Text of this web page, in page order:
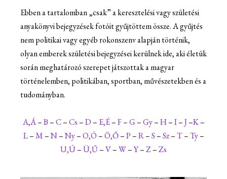
Ebben a tartalomban „csak” a keresztelési vagy születési
anyakönyvi bejegyzések fotóit gyűjtöttem össze. A gyűjtés
nem politikai vagy egyéb rokonszenv alapján történik,
olyan emberek születési bejegyzései kerülnek ide, aki életük
során meghatározó szerepet játszottak a magyar
történelemben, politikában, sportban, művészetekben és a
tudományban.
A,Á–B–C–Cs–D– E,É–F–G–Gy–H–I–J–K–
L–M–N–Ny–O,Ó–Ö,Ő–P–R–S–Sz–T–Ty–
U,Ú–Ü,Ű–V–W–Y–Z–Zs